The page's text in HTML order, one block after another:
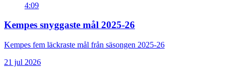
4:09
Kempes snyggaste mål 2025-26
Kempes fem läckraste mål från säsongen 2025-26
21 jul 2026